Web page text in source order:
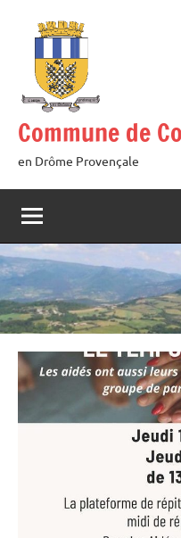
contenu
Commune de
en Drôme Provençale